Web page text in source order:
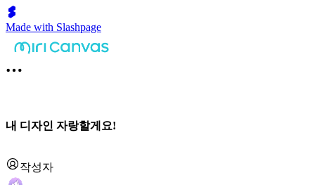
Made with Slashpage
내 디자인 자랑할게요!
작성자